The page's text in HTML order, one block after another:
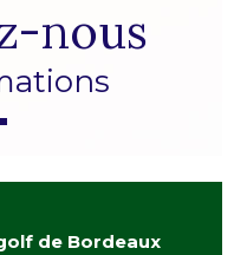
nous
de Bordeaux